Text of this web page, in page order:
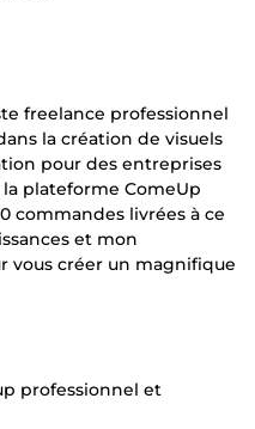
freelance professionnel
la création de visuels
pour des entreprises
plateforme ComeUp
commandes livrées à ce
et mon
vous créer un magnifique
professionnel et